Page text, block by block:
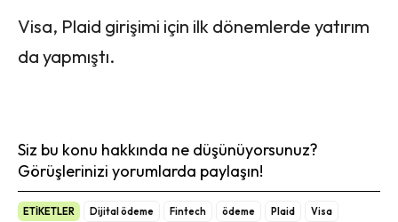
Visa, Plaid girişimi için ilk dönemlerde yatırım
da yapmıştı.
Siz bu konu hakkında ne düşünüyorsunuz?
Görüşlerinizi yorumlarda paylaşın!
ETİKETLER Dijital ödeme Fintech ödeme Plaid
Visa